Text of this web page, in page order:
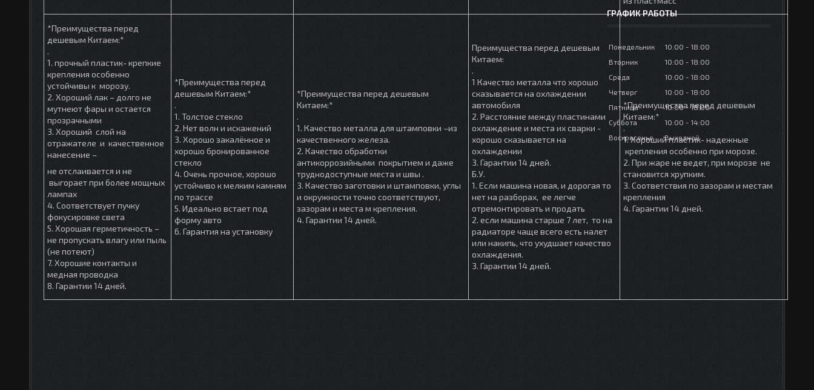
*Преимущества перед
дешевым Китаем:*
.
1. прочный пластик- крепкие
крепления особенно
устойчивы к морозу.
2. Хороший лак – долго не
мутнеют фары и остается
прозрачными
3. Хороший слой на
отражателе и качественное
нанесение –
не отслаивается и не
выгорает при более мощных
лампах
4. Соответствует пучку
фокусировке света
5. Хорошая герметичность –
не пропускать влагу или пыль
(не потеют)
7. Хорошие контакты и
медная проводка
8. Гарантии 14 дней.
*Преимущества перед
дешевым Китаем:*
.
1. Толстое стекло
2. Нет волн и искажений
3. Хорошо закалённое и
хорошо бронированное
стекло
4. Очень прочное, хорошо
устойчиво к мелким камням
по трассе
5. Идеально встает под
форму авто
6. Гарантия на установку
*Преимущества перед дешевым
Китаем:*
.
1. Качество металла для штамповки –из
качественного железа.
2. Качество обработки
антикоррозийными покрытием и даже
труднодоступные места и швы .
3. Качество заготовки и штамповки, углы
и окружности точно соответствуют,
зазорам и места м крепления.
4. Гарантии 14 дней.
Преимущества перед дешевым
Китаем:
.
1 Качество металла что хорошо
сказывается на охлаждении
автомобиля
2. Расстояние между пластинами
охлаждение и места их сварки -
хорошо сказывается на
охлаждении
3. Гарантии 14 дней.
Б.У.
1. Если машина новая, и дорогая то
нет на разборах, ее легче
отремонтировать и продать
2. если машина старше 7 лет, то на
радиаторе чаще всего есть налет
или накипь, что ухудшает качество
охлаждения.
3. Гарантии 14 дней.
*Преимущества перед дешевым
Китаем:*
.
1. Хороший пластик- надежные
крепления особенно при морозе.
2. При жаре не ведет, при морозе не
становится хрупким.
3. Соответствия по зазорам и местам
крепления
4. Гарантии 14 дней.
ГРАФИК РАБОТЫ
Понедельник 10:00
18:00
Вторник
10:00
18:00
Среда
10:00
18:00
Четверг
10:00
18:00
Пятница
10:00
18:00
Суббота
10:00
14:00
Воскресенье
Выходной